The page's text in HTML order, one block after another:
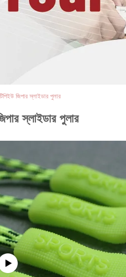
জিপার স্লাইডার পুলার
স্লাইডার পুলার